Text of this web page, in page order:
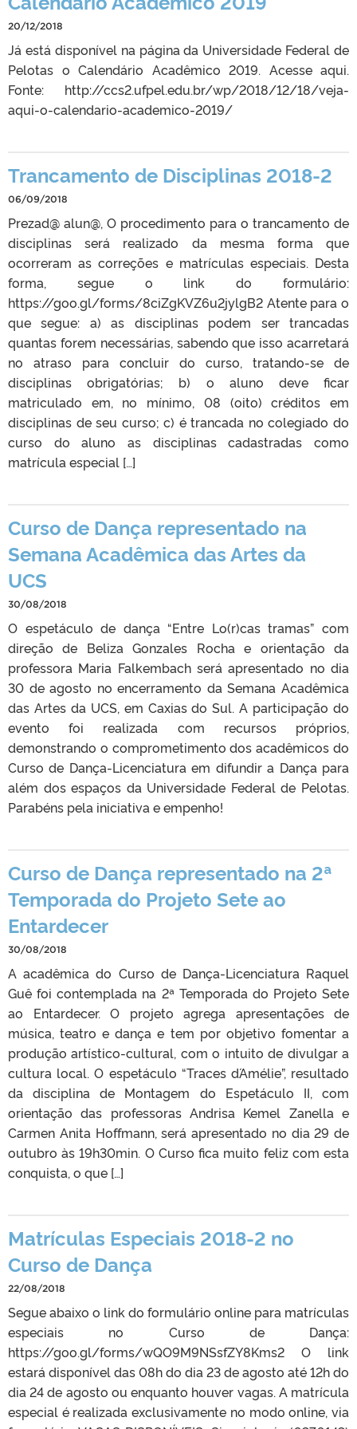
20/12/2018
Já está disponível na página da Universidade Federal de
Pelotas o Calendário Acadêmico 2019. Acesse aqui.
Fonte: http://ccs2.ufpel.edu.br/wp/2018/12/18/veja-
aqui-o-calendario-academico-2019/
Trancamento de Disciplinas 2018-2
06/09/2018
Prezad@ alun@, O procedimento para o trancamento de
disciplinas será realizado da mesma forma que
ocorreram as correções e matrículas especiais. Desta
forma, segue o link do formulário:
https://goo.gl/forms/8ciZgKVZ6u2jylgB2 Atente para o
que segue: a) as disciplinas podem ser trancadas
quantas forem necessárias, sabendo que isso acarretará
no atraso para concluir do curso, tratando-se de
disciplinas obrigatórias; b) o aluno deve ficar
matriculado em, no mínimo, 08 (oito) créditos em
disciplinas de seu curso; c) é trancada no colegiado do
curso do aluno as disciplinas cadastradas como
matrícula especial […]
Curso de Dança representado na
Semana Acadêmica das Artes da
UCS
30/08/2018
O espetáculo de dança “Entre Lo(r)cas tramas” com
direção de Beliza Gonzales Rocha e orientação da
professora Maria Falkembach será apresentado no dia
30 de agosto no encerramento da Semana Acadêmica
das Artes da UCS, em Caxias do Sul. A participação do
evento foi realizada com recursos próprios,
demonstrando o comprometimento dos acadêmicos do
Curso de Dança-Licenciatura em difundir a Dança para
além dos espaços da Universidade Federal de Pelotas.
Parabéns pela iniciativa e empenho!
Curso de Dança representado na 2ª
Temporada do Projeto Sete ao
Entardecer
30/08/2018
A acadêmica do Curso de Dança-Licenciatura Raquel
Guê foi contemplada na 2ª Temporada do Projeto Sete
ao Entardecer. O projeto agrega apresentações de
música, teatro e dança e tem por objetivo fomentar a
produção artístico-cultural, com o intuito de divulgar a
cultura local. O espetáculo “Traces d´Amélie”, resultado
da disciplina de Montagem do Espetáculo II, com
orientação das professoras Andrisa Kemel Zanella e
Carmen Anita Hoffmann, será apresentado no dia 29 de
outubro às 19h30min. O Curso fica muito feliz com esta
conquista, o que […]
Matrículas Especiais 2018-2 no
Curso de Dança
22/08/2018
Segue abaixo o link do formulário online para matrículas
especiais no Curso de Dança:
https://goo.gl/forms/wQO9M9NSsfZY8Kms2 O link
estará disponível das 08h do dia 23 de agosto até 12h do
dia 24 de agosto ou enquanto houver vagas. A matrícula
especial é realizada exclusivamente no modo online, via